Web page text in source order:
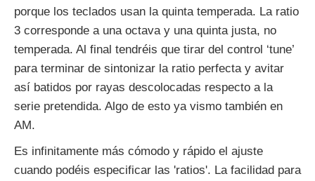
porque los teclados usan la quinta temperada. La ratio
3 corresponde a una octava y una quinta justa, no
temperada. Al final tendréis que tirar del control ‘tune’
para terminar de sintonizar la ratio perfecta y avitar
así batidos por rayas descolocadas respecto a la
serie pretendida. Algo de esto ya vismo también en
AM.
Es infinitamente más cómodo y rápido el ajuste
cuando podéis especificar las 'ratios'. La facilidad para